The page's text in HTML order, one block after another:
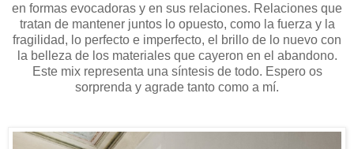
en formas evocadoras y en sus relaciones. Relaciones que
tratan de mantener juntos lo opuesto, como la fuerza y la
fragilidad, lo perfecto e imperfecto, el brillo de lo nuevo con
la belleza de los materiales que cayeron en el abandono.
Este mix representa una síntesis de todo. Espero os
sorprenda y agrade tanto como a mí.